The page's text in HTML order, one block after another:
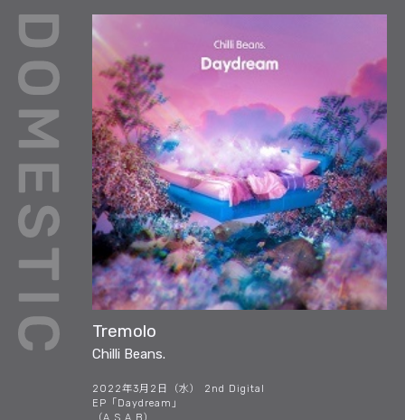
Tremolo
Chilli Beans.
2022年3月2日（水） 2nd Digital
EP「Daydream」
（A.S.A.B）